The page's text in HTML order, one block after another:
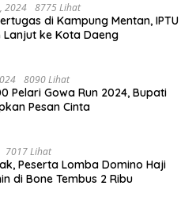
2024 8775 Lihat
di Kampung Mentan, IPTU
Lanjut ke Kota Daeng
8090 Lihat
Pelari Gowa Run 2024, Bupati
Pesan Cinta
7017 Lihat
Peserta Lomba Domino Haji
di Bone Tembus 2 Ribu